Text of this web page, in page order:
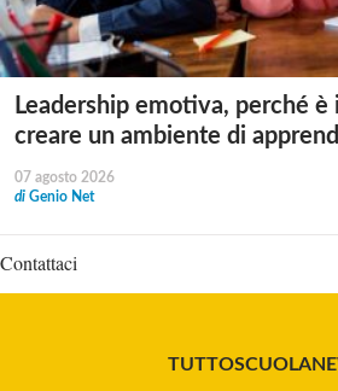
Leadership emotiva, perché
creare un ambiente di
07 agosto 2026
di Genio Net
Contattaci